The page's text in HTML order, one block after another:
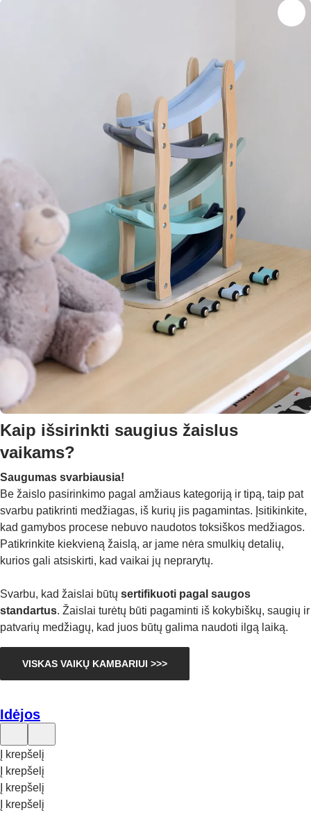
Kaip išsirinkti saugius žaislus
vaikams?
Saugumas svarbiausia!
Be žaislo pasirinkimo pagal amžiaus kategoriją ir tipą, taip pat
svarbu patikrinti medžiagas, iš kurių jis pagamintas. Įsitikinkite,
kad gamybos procese nebuvo naudotos toksiškos medžiagos.
Patikrinkite kiekvieną žaislą, ar jame nėra smulkių detalių,
kurios gali atsiskirti, kad vaikai jų neprarytų.
Svarbu, kad žaislai būtų sertifikuoti pagal saugos
standartus. Žaislai turėtų būti pagaminti iš kokybiškų, saugių ir
patvarių medžiagų, kad juos būtų galima naudoti ilgą laiką.
VISKAS VAIKŲ KAMBARIUI >>>
Idėjos
Į krepšelį
Į krepšelį
Į krepšelį
Į krepšelį